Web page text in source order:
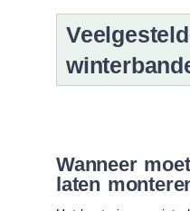
Wanneer
laten